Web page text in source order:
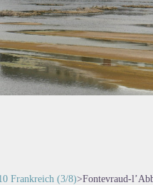
Frankreich (3/8)>Fontevraud-